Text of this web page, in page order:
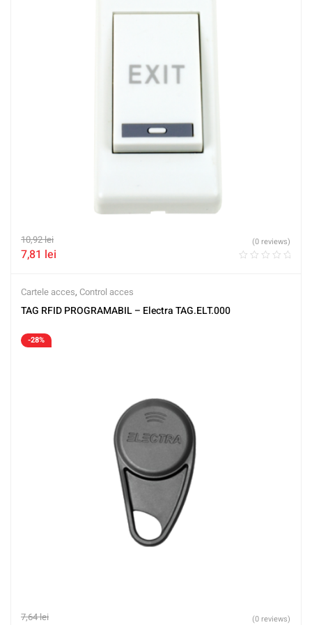
10,92lei
7,81 lei
(0 reviews)
Cartele acces, Control acces
TAG RFID PROGRAMABIL – Electra TAG.ELT.000
-28%
7,64lei (0 reviews)